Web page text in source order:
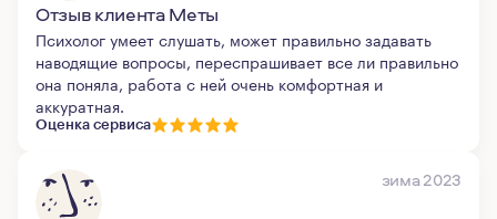
Отзыв клиента Меты
Психолог умеет слушать, может правильно задавать
наводящие вопросы, переспрашивает все ли правильно
она поняла, работа с ней очень комфортная и
аккуратная.
Оценка сервиса
зима 2023